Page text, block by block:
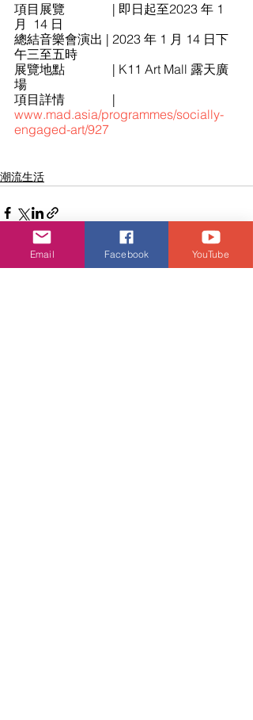
項目展覽               | 即日起至2023 年 1
月  14 日
總結音樂會演出 | 2023 年 1 月 14 日下
午三至五時
展覽地點               | K11 Art Mall 露天廣
場
項目詳情               |
www.mad.asia/programmes/socially-
engaged-art/927
潮流生活
Email Facebook YouTube